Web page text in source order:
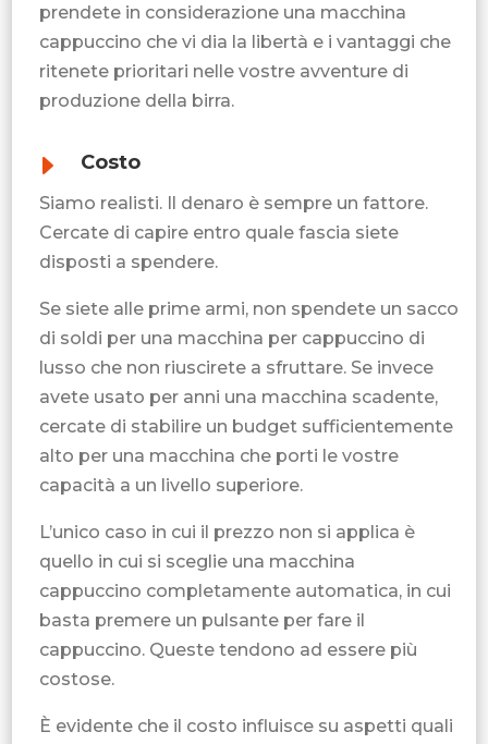
prendete in considerazione una macchina
cappuccino che vi dia la libertà e i vantaggi che
ritenete prioritari nelle vostre avventure di
produzione della birra.
E Costo
Siamo realisti. Il denaro è sempre un fattore.
Cercate di capire entro quale fascia siete
disposti a spendere.
Se siete alle prime armi, non spendete un sacco
di soldi per una macchina per cappuccino di
lusso che non riuscirete a sfruttare. Se invece
avete usato per anni una macchina scadente,
cercate di stabilire un budget sufficientemente
alto per una macchina che porti le vostre
capacità a un livello superiore.
L’unico caso in cui il prezzo non si applica è
quello in cui si sceglie una macchina
cappuccino completamente automatica, in cui
basta premere un pulsante per fare il
cappuccino. Queste tendono ad essere più
costose.
È evidente che il costo influisce su aspetti quali